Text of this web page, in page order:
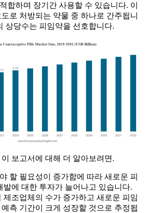
합하며 장기간 사용할 수 있습니다. 이
로 처방되는 약물 중 하나로 간주됩니
상당수는 피임약을 선호합니다.
이 보고서에 대해 더 알아보려면.
할 필요성이 증가함에 따라 새로운 피
발에 대한 투자가 늘어나고 있습니다.
제조업체의 수가 증가하고 새로운 피임
측 기간이 크게 성장할 것으로 추정됩